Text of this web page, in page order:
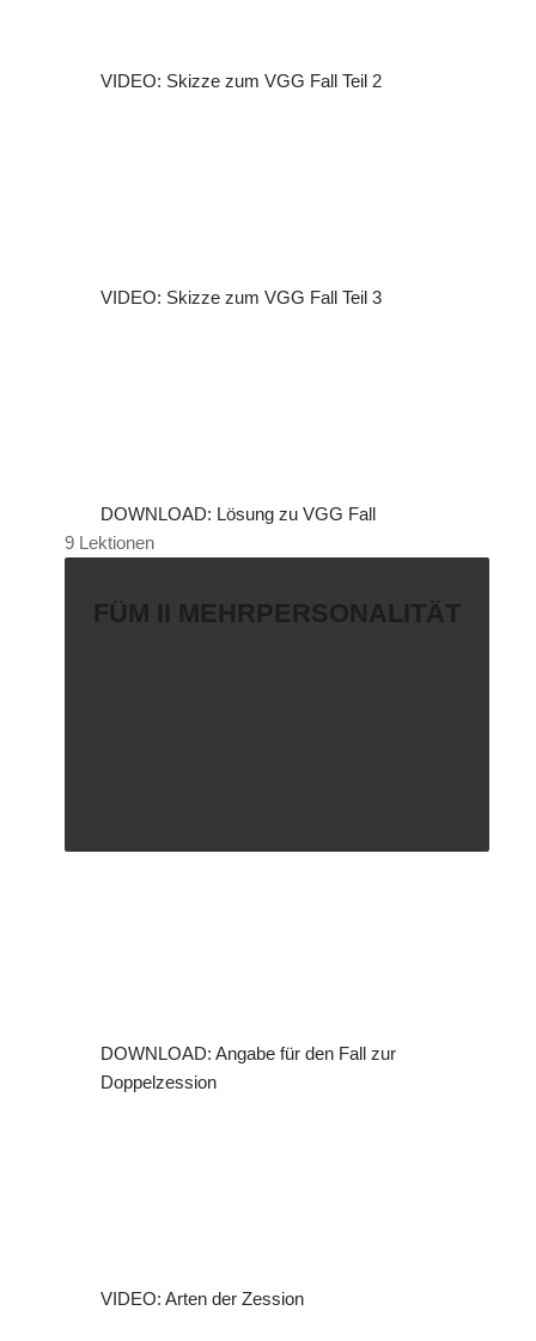
VIDEO: Skizze zum VGG Fall Teil 2
VIDEO: Skizze zum VGG Fall Teil 3
DOWNLOAD: Lösung zu VGG Fall
9 Lektionen
FÜM II MEHRPERSONALITÄT
DOWNLOAD: Angabe für den Fall zur
Doppelzession
VIDEO: Arten der Zession